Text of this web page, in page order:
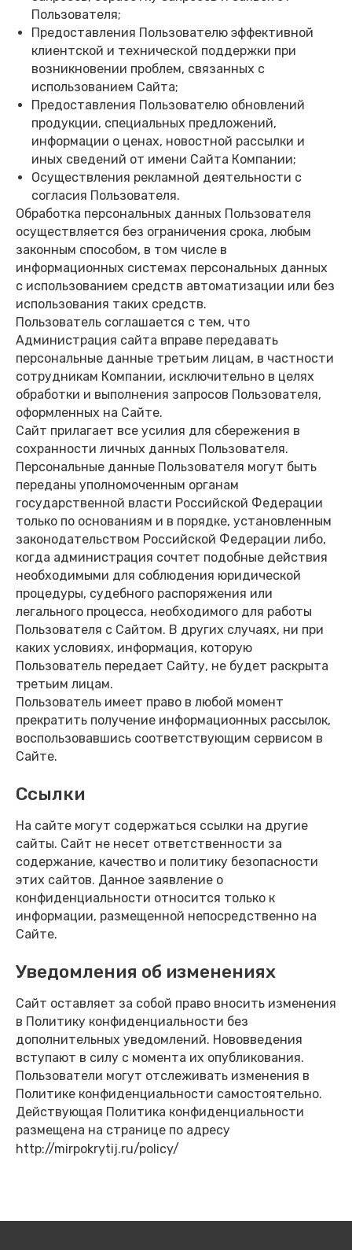
Пользователя;
Предоставления Пользователю эффективной
клиентской и технической поддержки при
возникновении проблем, связанных с
использованием Сайта;
Предоставления Пользователю обновлений
продукции, специальных предложений,
информации о ценах, новостной рассылки и
иных сведений от имени Сайта Компании;
Осуществления рекламной деятельности с
согласия Пользователя.
Обработка персональных данных Пользователя
осуществляется без ограничения срока, любым
законным способом, в том числе в
информационных системах персональных данных
с использованием средств автоматизации или без
использования таких средств.
Пользователь соглашается с тем, что
Администрация сайта вправе передавать
персональные данные третьим лицам, в частности
сотрудникам Компании, исключительно в целях
обработки и выполнения запросов Пользователя,
оформленных на Сайте.
Сайт прилагает все усилия для сбережения в
сохранности личных данных Пользователя.
Персональные данные Пользователя могут быть
переданы уполномоченным органам
государственной власти Российской Федерации
только по основаниям и в порядке, установленным
законодательством Российской Федерации либо,
когда администрация сочтет подобные действия
необходимыми для соблюдения юридической
процедуры, судебного распоряжения или
легального процесса, необходимого для работы
Пользователя с Сайтом. В других случаях, ни при
каких условиях, информация, которую
Пользователь передает Сайту, не будет раскрыта
третьим лицам.
Пользователь имеет право в любой момент
прекратить получение информационных рассылок,
воспользовавшись соответствующим сервисом в
Сайте.
Ссылки
На сайте могут содержаться ссылки на другие
сайты. Сайт не несет ответственности за
содержание, качество и политику безопасности
этих сайтов. Данное заявление о
конфиденциальности относится только к
информации, размещенной непосредственно на
Сайте.
Уведомления об изменениях
Сайт оставляет за собой право вносить изменения
в Политику конфиденциальности без
дополнительных уведомлений. Нововведения
вступают в силу с момента их опубликования.
Пользователи могут отслеживать изменения в
Политике конфиденциальности самостоятельно.
Действующая Политика конфиденциальности
размещена на странице по адресу
http://mirpokrytij.ru/policy/